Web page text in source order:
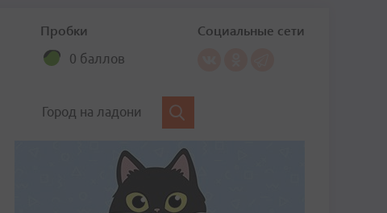
Пробки
0 баллов
Социальные сети
Город на ладони